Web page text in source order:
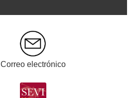
Correo electrónico